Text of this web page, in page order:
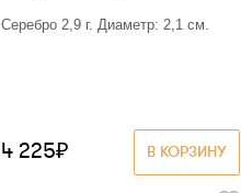
Серебро 2,9 г. Диаметр: 2,1 см.
В КОРЗИНУ
4 225₽